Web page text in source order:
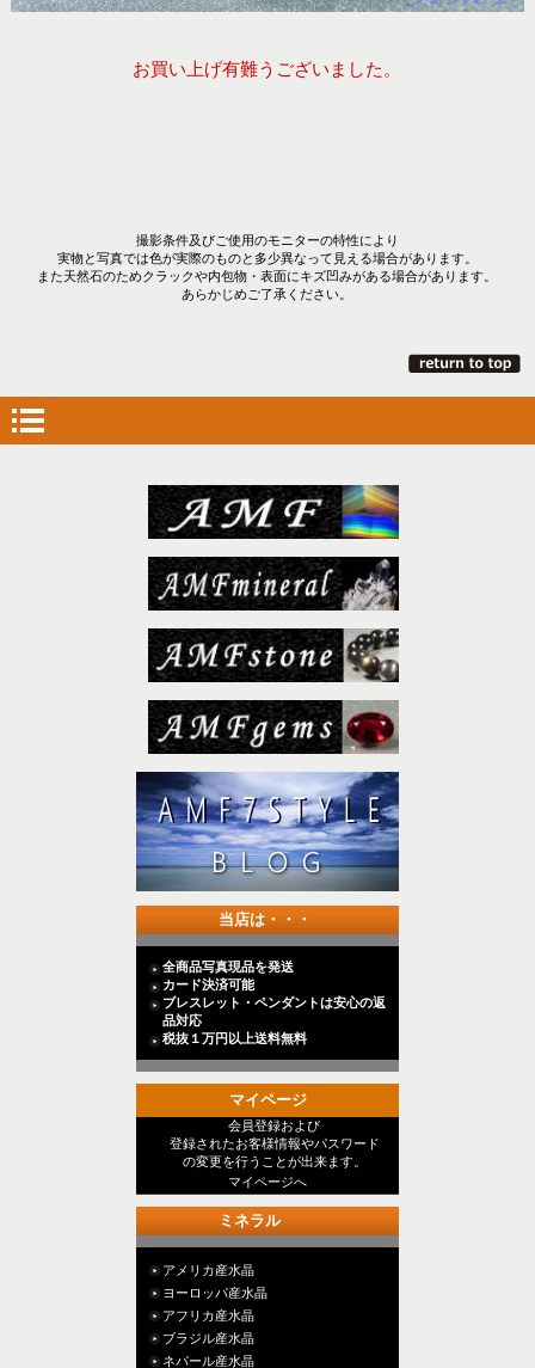
お買い上げ有難うございました。
撮影条件及びご使用のモニターの特性により
実物と写真では色が実際のものと多少異なって見える場合があります。
また天然石のためクラックや内包物・表面にキズ凹みがある場合があります。
あらかじめご了承ください。
当店は・・・
全商品写真現品を発送
カード決済可能
ブレスレット・ペンダントは安心の返
品対応
税抜１万円以上送料無料
マイページ
会員登録および
登録されたお客様情報やパスワード
の変更を行うことが出来ます。
マイページへ
ミネラル
アメリカ産水晶
ヨーロッパ産水晶
アフリカ産水晶
ブラジル産水晶
ネパール産水晶